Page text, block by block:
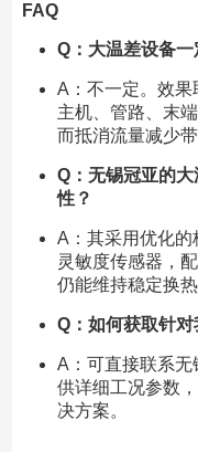
FAQ
Q：大温差设备
A：不一定。效
主机、管路、末
而抵消流量减少带
Q：无锡冠亚的
性？
A：其采用优化的
灵敏度传感器，
仍能维持稳定换热
Q：如何获取针
A：可直接联系无
供详细工况参数
决方案。